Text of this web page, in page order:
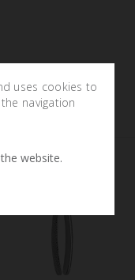
uses cookies to
navigation
website.